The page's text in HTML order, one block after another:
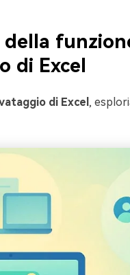
di Excel
di Excel ,